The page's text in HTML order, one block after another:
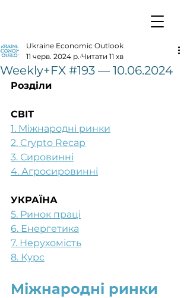
Weekly+FX #193 — 10.06.2024
Ukraine Economic Outlook
11 черв. 2024 р. Читати 11 хв
Розділи
СВІТ
1. Міжнародні ринки
2. Crypto Recap
3. Сировинні
4. Агросировинні
УКРАЇНА
5. Ринок праці
6. Енергетика
7. Нерухомість
8. Курс
Міжнародні ринки